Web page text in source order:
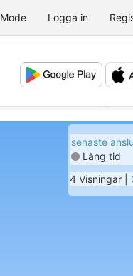
Mode Logga in
💕
senaste
Lång tid
4 Visningar |